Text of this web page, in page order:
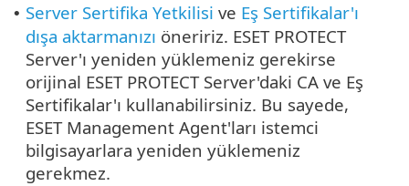
• Server Sertifika Yetkilisi ve Eş Sertifikalar'ı
dışa aktarmanızı öneririz. ESET PROTECT
Server'ı yeniden yüklemeniz gerekirse
orijinal ESET PROTECT Server'daki CA ve Eş
Sertifikalar'ı kullanabilirsiniz. Bu sayede,
ESET Management Agent'ları istemci
bilgisayarlara yeniden yüklemeniz
gerekmez.